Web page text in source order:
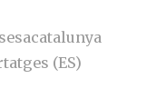
(ES)